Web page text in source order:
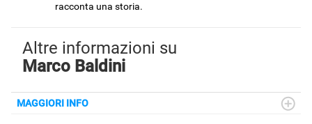
racconta una storia.
Altre informazioni su
Marco Baldini
MAGGIORI INFO